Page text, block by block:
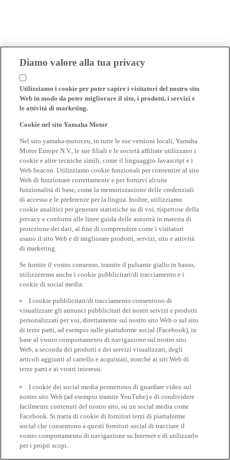
Diamo valore alla tua privacy
Utilizziamo i cookie per poter capire i visitatori del nostro sito
Web in modo da poter migliorare il sito, i prodotti, i servizi e
le attività di marketing.
Cookie nel sito Yamaha Motor
Nel sito yamaha-motor.eu, in tutte le sue versioni locali, Yamaha
Motor Europe N.V., le sue filiali e le società affiliate utilizzano i
cookie e altre tecniche simili, come il linguaggio Javascript e i
Web beacon. Utilizziamo cookie funzionali per consentire al sito
Web di funzionare correttamente e per fornirvi alcune
funzionalità di base, come la memorizzazione delle credenziali
di accesso e le preferenze per la lingua. Inoltre, utilizziamo
cookie analitici per generare statistiche su di voi, rispettose della
privacy e conformi alle linee guida delle autorità in materia di
protezione dei dati, al fine di comprendere come i visitatori
usano il sito Web e di migliorare prodotti, servizi, sito e attività
di marketing.
Se fornite il vostro consenso, tramite il pulsante giallo in basso,
utilizzeremo anche i cookie pubblicitari/di tracciamento e i
cookie di social media:
I cookie pubblicitari/di tracciamento consentono di
visualizzare gli annunci pubblicitari dei nostri servizi e prodotti
personalizzati per voi, direttamente sul nostro sito Web o sul sito
di terze parti, ad esempio sulle piattaforme social (Facebook), in
base al vostro comportamento di navigazione sul nostro sito
Web, a seconda dei prodotti e dei servizi visualizzati, degli
articoli aggiunti al carrello e acquistati, nonché ai siti Web di
terze parti e ai vostri interessi.
I cookie dei social media permettono di guardare video sul
nostro sito Web (ad esempio tramite YouTube) e di condividere
facilmente contenuti del nostro sito, su un social media come
Facebook. Si tratta di cookie di fornitori terzi di piattaforme
social che consentono a questi fornitori social di tracciare il
vostro comportamento di navigazione su Internet e di utilizzarlo
per i propri scopi.